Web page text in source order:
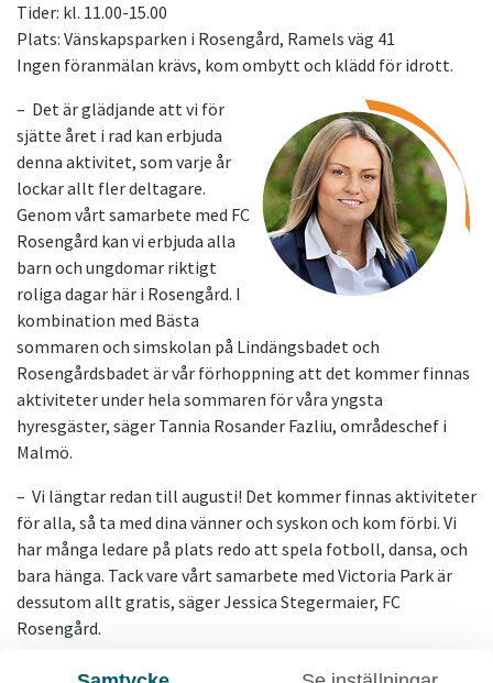
Tider: kl. 11.00-15.00
Plats: Vänskapsparken i Rosengård, Ramels väg 41
Ingen föranmälan krävs, kom ombytt och klädd för idrott.
– Det är glädjande att vi för
sjätte året i rad kan erbjuda
denna aktivitet, som varje år
lockar allt fler deltagare.
Genom vårt samarbete med FC
Rosengård kan vi erbjuda alla
barn och ungdomar riktigt
roliga dagar här i Rosengård. I
kombination med Bästa
sommaren och simskolan på Lindängsbadet och
Rosengårdsbadet är vår förhoppning att det kommer finnas
aktiviteter under hela sommaren för våra yngsta
hyresgäster, säger Tannia Rosander Fazliu, områdeschef i
Malmö.
– Vi längtar redan till augusti! Det kommer finnas aktiviteter
för alla, så ta med dina vänner och syskon och kom förbi. Vi
har många ledare på plats redo att spela fotboll, dansa, och
bara hänga. Tack vare vårt samarbete med Victoria Park är
dessutom allt gratis, säger Jessica Stegermaier, FC
Rosengård.